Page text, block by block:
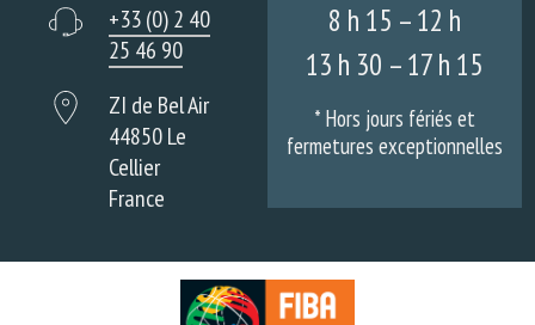
+33 (0) 2 40
25 46 90
ZI de Bel Air
44850 Le
Cellier
France
8 h 15 – 12 h
13 h 30 – 17 h 15
* Hors jours fériés et
fermetures exceptionnelles